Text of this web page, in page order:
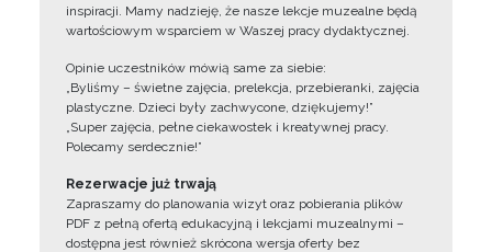
inspiracji. Mamy nadzieję, że nasze lekcje muzealne będą
wartościowym wsparciem w Waszej pracy dydaktycznej.
Opinie uczestników mówią same za siebie:
„Byliśmy – świetne zajęcia, prelekcja, przebieranki, zajęcia
plastyczne. Dzieci były zachwycone, dziękujemy!”
„Super zajęcia, pełne ciekawostek i kreatywnej pracy.
Polecamy serdecznie!”
Rezerwacje już trwają
Zapraszamy do planowania wizyt oraz pobierania plików
PDF z pełną ofertą edukacyjną i lekcjami muzealnymi –
dostępna jest również skrócona wersja oferty bez